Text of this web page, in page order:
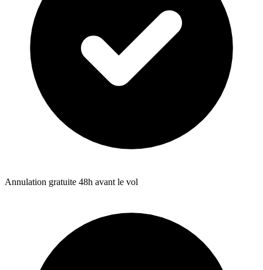
Annulation gratuite 48h avant le vol